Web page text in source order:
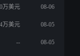
万美元 08-06
万美元 08-05
-- 08-05